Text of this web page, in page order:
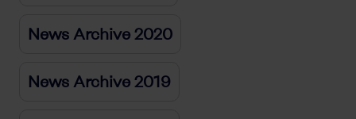
News Archive 2020
News Archive 2019